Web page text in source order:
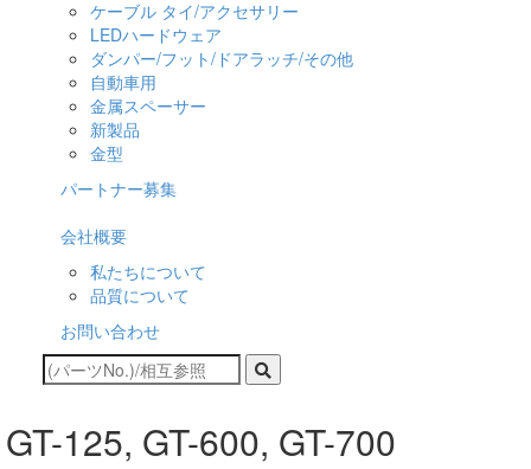
ケーブル タイ/アクセサリー
LEDハードウェア
ダンパー/フット/ドアラッチ/その他
自動車用
金属スペーサー
新製品
金型
パートナー募集
会社概要
私たちについて
品質について
お問い合わせ
GT-125, GT-600, GT-700